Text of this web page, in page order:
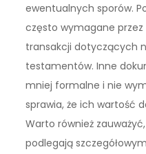
ewentualnych sporów.
często wymagane przez
transakcji dotyczących
testamentów. Inne
mniej formalne i nie
sprawia, że ich wartość
Warto również
podlegają